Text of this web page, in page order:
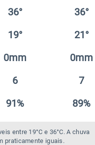
36° 36°
19° 21°
0mm 0mm
6 7
91% 89%
entre 19°C e 36°C. A chuva
praticamente iguais.